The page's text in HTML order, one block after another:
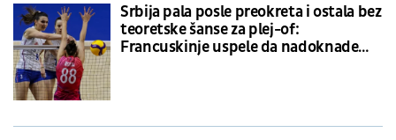
Srbija pala posle preokreta i ostala bez
teoretske šanse za plej-of:
Francuskinje uspele da nadoknade